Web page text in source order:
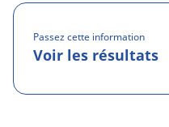
Passez cette information
Voir les résultats